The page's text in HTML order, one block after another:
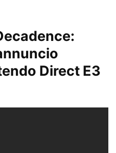
Direct E3